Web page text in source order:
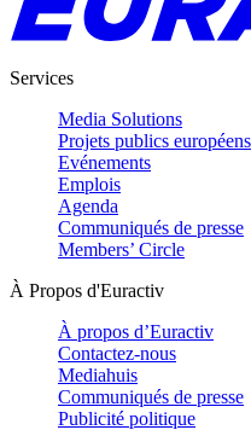
Services
Media Solutions
Projets publics européens
Evénements
Emplois
Agenda
Communiqués de presse
Members’ Circle
À Propos d'Euractiv
À propos d’Euractiv
Contactez-nous
Mediahuis
Communiqués de presse
Publicité politique